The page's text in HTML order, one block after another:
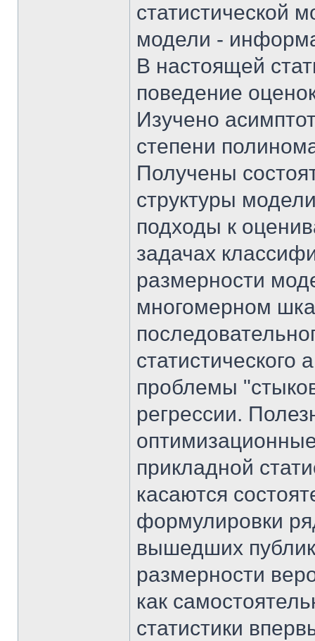
статистической
модели -
В настоящей
поведение
Изучено
степени
Получены
структуры
подходы к
задачах
размерности
многомерном
проблемы
регрессии.
прикладной
касаются
формулировки
вышедших
размерности
как
статистики